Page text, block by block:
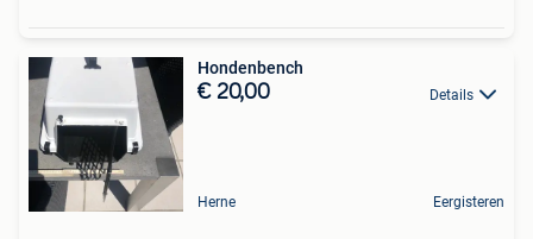
Hondenbench
€ 20,00 Details
Herne Eergisteren